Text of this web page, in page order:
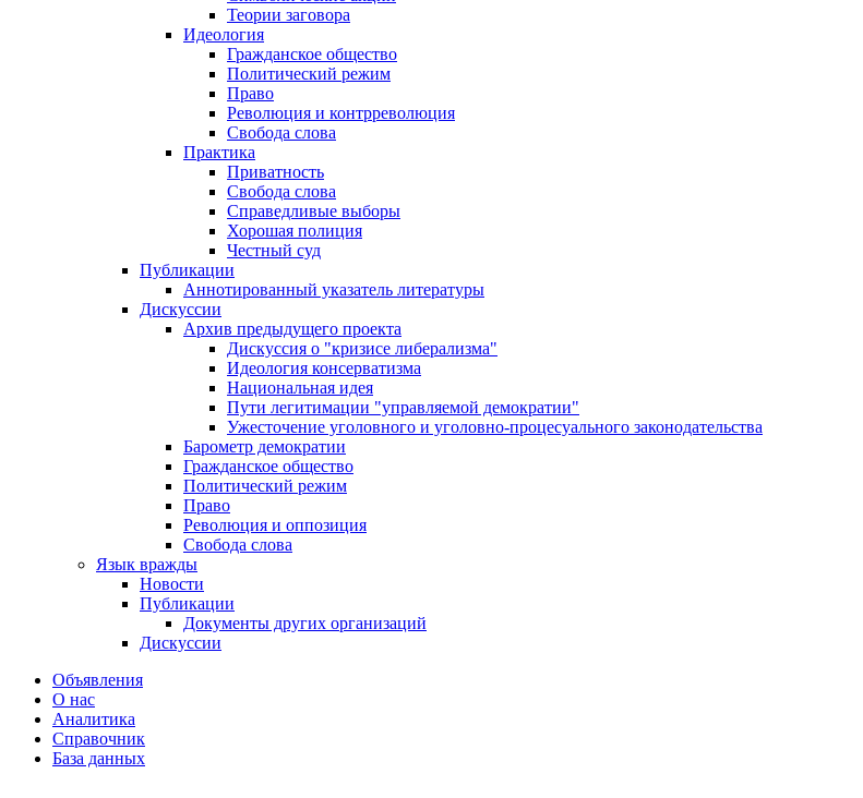
Теории заговора
Идеология
Гражданское общество
Политический режим
Право
Революция и контрреволюция
Свобода слова
Практика
Приватность
Свобода слова
Справедливые выборы
Хорошая полиция
Честный суд
Публикации
Аннотированный указатель литературы
Дискуссии
Архив предыдущего проекта
Дискуссия о "кризисе либерализма"
Идеология консерватизма
Национальная идея
Пути легитимации "управляемой демократии"
Ужесточение уголовного и уголовно-процесуального законодательства
Барометр демократии
Гражданское общество
Политический режим
Право
Революция и оппозиция
Свобода слова
Язык вражды
Новости
Публикации
Документы других организаций
Дискуссии
Объявления
О нас
Аналитика
Справочник
База данных